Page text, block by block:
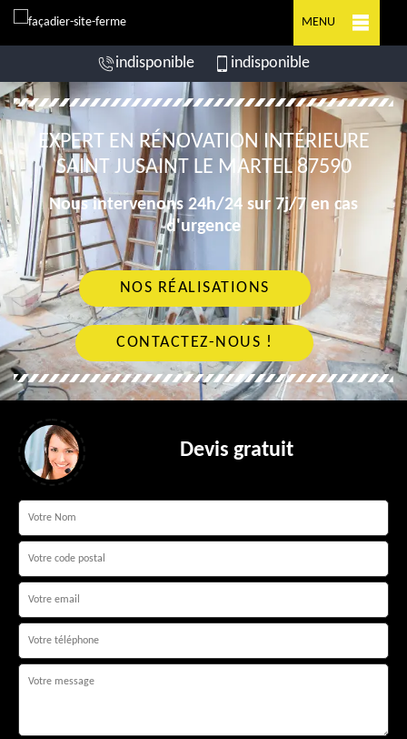
MENU
indisponible indisponible
EXPERT EN RÉNOVATION INTÉRIEURE
SAINT JUSAINT LE MARTEL 87590
Nous intervenons 24h/24 sur 7j/7 en cas
d'urgence
NOS RÉALISATIONS
CONTACTEZ-NOUS !
Devis gratuit